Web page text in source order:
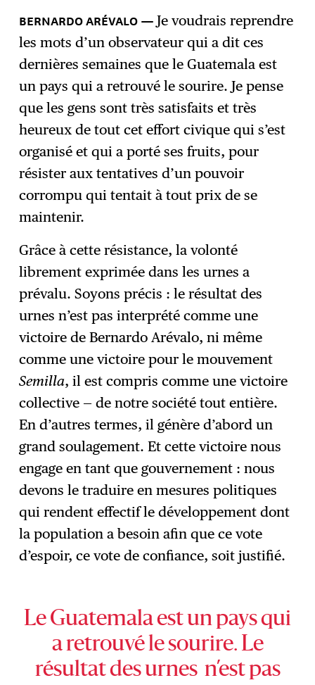
Je voudrais reprendre
les mots d’un observateur qui a dit ces
dernières semaines que le Guatemala est
un pays qui a retrouvé le sourire. Je pense
que les gens sont très satisfaits et très
heureux de tout cet effort civique qui s’est
organisé et qui a porté ses fruits, pour
résister aux tentatives d’un pouvoir
corrompu qui tentait à tout prix de se
maintenir.
Grâce à cette résistance, la volonté
librement exprimée dans les urnes a
prévalu. Soyons précis : le résultat des
urnes n’est pas interprété comme une
victoire de Bernardo Arévalo, ni même
comme une victoire pour le mouvement
Semilla, il est compris comme une victoire
collective — de notre société tout entière.
En d’autres termes, il génère d’abord un
grand soulagement. Et cette victoire nous
engage en tant que gouvernement : nous
devons le traduire en mesures politiques
qui rendent effectif le développement dont
la population a besoin afin que ce vote
d’espoir, ce vote de confiance, soit justifié.
Le Guatemala est un pays qui
a retrouvé le sourire. Le
résultat des urnes n’est pas